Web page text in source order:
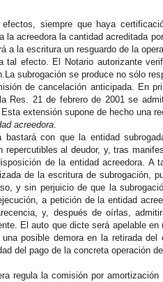
siempre que haya
la acreedora la cantidad acreditada
la escritura un resguardo de la
efecto. El Notario autorizante
subrogación se produce no sólo
de cancelación anticipada. En
Res. 21 de febrero de 2001 se
extensión supone de hecho una
acreedora.
con que la entidad
al deudor, y, tras
de la entidad acreedora.
de la escritura de subrogación,
y sin perjuicio de que la
a petición de la entidad
y, después de oírlas,
El auto que dicte será apelable
posible demora en la retirada
del pago de la concreta operación
regula la comisión por